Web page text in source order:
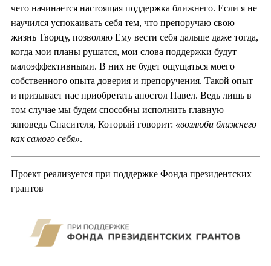
чего начинается настоящая поддержка ближнего. Если я не
научился успокаивать себя тем, что препоручаю свою
жизнь Творцу, позволяю Ему вести себя дальше даже тогда,
когда мои планы рушатся, мои слова поддержки будут
малоэффективными. В них не будет ощущаться моего
собственного опыта доверия и препоручения. Такой опыт
и призывает нас приобретать апостол Павел. Ведь лишь в
том случае мы будем способны исполнить главную
заповедь Спасителя, Который говорит: «возлюби ближнего
как самого себя».
Проект реализуется при поддержке Фонда президентских
грантов